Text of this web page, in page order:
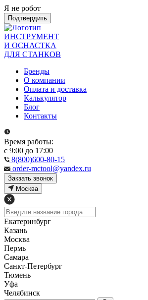
Я не робот
Подтвердить
ИНСТРУМЕНТ
И ОСНАСТКА
ДЛЯ СТАНКОВ
Бренды
О компании
Оплата и доставка
Калькулятор
Блог
Контакты
Время работы:
с 9:00 до 17:00
8(800)600-80-15
order-mctool@yandex.ru
Закзать звонок
Москва
Екатеринбург
Казань
Москва
Пермь
Самара
Санкт-Петербург
Тюмень
Уфа
Челябинск